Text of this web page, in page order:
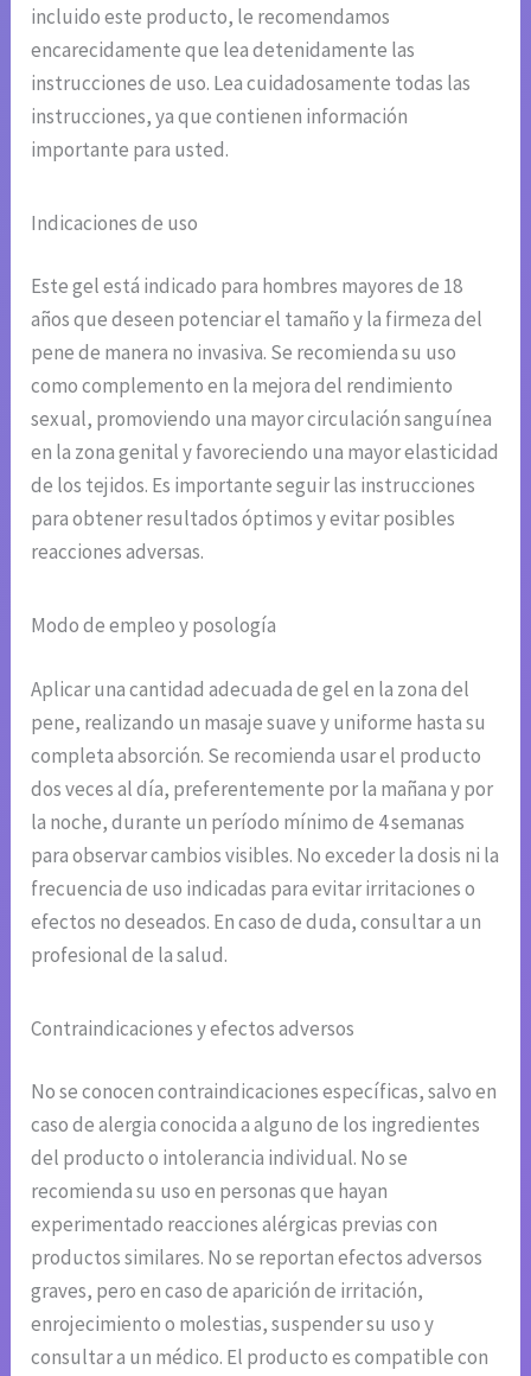
incluido este producto, le recomendamos
encarecidamente que lea detenidamente las
instrucciones de uso. Lea cuidadosamente todas las
instrucciones, ya que contienen información
importante para usted.
Indicaciones de uso
Este gel está indicado para hombres mayores de 18
años que deseen potenciar el tamaño y la firmeza del
pene de manera no invasiva. Se recomienda su uso
como complemento en la mejora del rendimiento
sexual, promoviendo una mayor circulación sanguínea
en la zona genital y favoreciendo una mayor elasticidad
de los tejidos. Es importante seguir las instrucciones
para obtener resultados óptimos y evitar posibles
reacciones adversas.
Modo de empleo y posología
Aplicar una cantidad adecuada de gel en la zona del
pene, realizando un masaje suave y uniforme hasta su
completa absorción. Se recomienda usar el producto
dos veces al día, preferentemente por la mañana y por
la noche, durante un período mínimo de 4 semanas
para observar cambios visibles. No exceder la dosis ni la
frecuencia de uso indicadas para evitar irritaciones o
efectos no deseados. En caso de duda, consultar a un
profesional de la salud.
Contraindicaciones y efectos adversos
No se conocen contraindicaciones específicas, salvo en
caso de alergia conocida a alguno de los ingredientes
del producto o intolerancia individual. No se
recomienda su uso en personas que hayan
experimentado reacciones alérgicas previas con
productos similares. No se reportan efectos adversos
graves, pero en caso de aparición de irritación,
enrojecimiento o molestias, suspender su uso y
consultar a un médico. El producto es compatible con